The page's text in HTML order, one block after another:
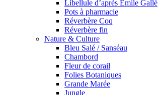
Libellule d’après Émile Gallé
Pots à pharmacie
Réverbère Coq
Réverbère fin
Nature & Culture
Bleu Salé / Sanséau
Chambord
Fleur de corail
Folies Botaniques
Grande Marée
Jungle